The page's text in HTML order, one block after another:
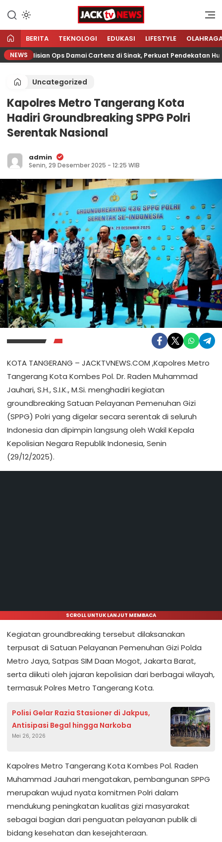
konten
Jacktvnews.com
Sumber Referensi Terpercaya
BERITA TEKNOLOGI EDUKASI LIFESTYLE
NEWS Ops Damai Cartenz di Sinak, Perkuat Pendekatan
Uncategorized
Kapolres Metro Tangerang Kota
Hadiri Groundbreaking SPPG Polri
Serentak Nasional
admin
Senin, 29 Desember 2025 - 12:25 WIB
KOTA TANGERANG – JACKTVNEWS.COM ,Kapolres Metro
Tangerang Kota Kombes Pol. Dr. Raden Muhammad
Jauhari, S.H., S.I.K., M.Si. menghadiri kegiatan
groundbreaking Satuan Pelayanan Pemenuhan Gizi
(SPPG) Polri yang digelar secara serentak di seluruh
Indonesia dan dipimpin langsung oleh Wakil Kepala
Kepolisian Negara Republik Indonesia, Senin
(29/12/2025).
SCROLL UNTUK LANJUT MEMBACA
Kegiatan groundbreaking tersebut dilaksanakan
terpusat di Satuan Pelayanan Pemenuhan Gizi Polda
Metro Jaya, Satpas SIM Daan Mogot, Jakarta Barat,
serta diikuti oleh jajaran kepolisian dari berbagai wilayah,
termasuk Polres Metro Tangerang Kota.
Polisi Gelar Razia Stasioner di Jakpus,
Antisipasi Begal hingga Narkoba
Mei 26, 2026
Kapolres Metro Tangerang Kota Kombes Pol. Raden
Muhammad Jauhari mengatakan, pembangunan SPPG
merupakan wujud nyata komitmen Polri dalam
mendukung peningkatan kualitas gizi masyarakat
sebagai bagian dari penguatan pelayanan publik di
bidang kesehatan dan kesejahteraan.